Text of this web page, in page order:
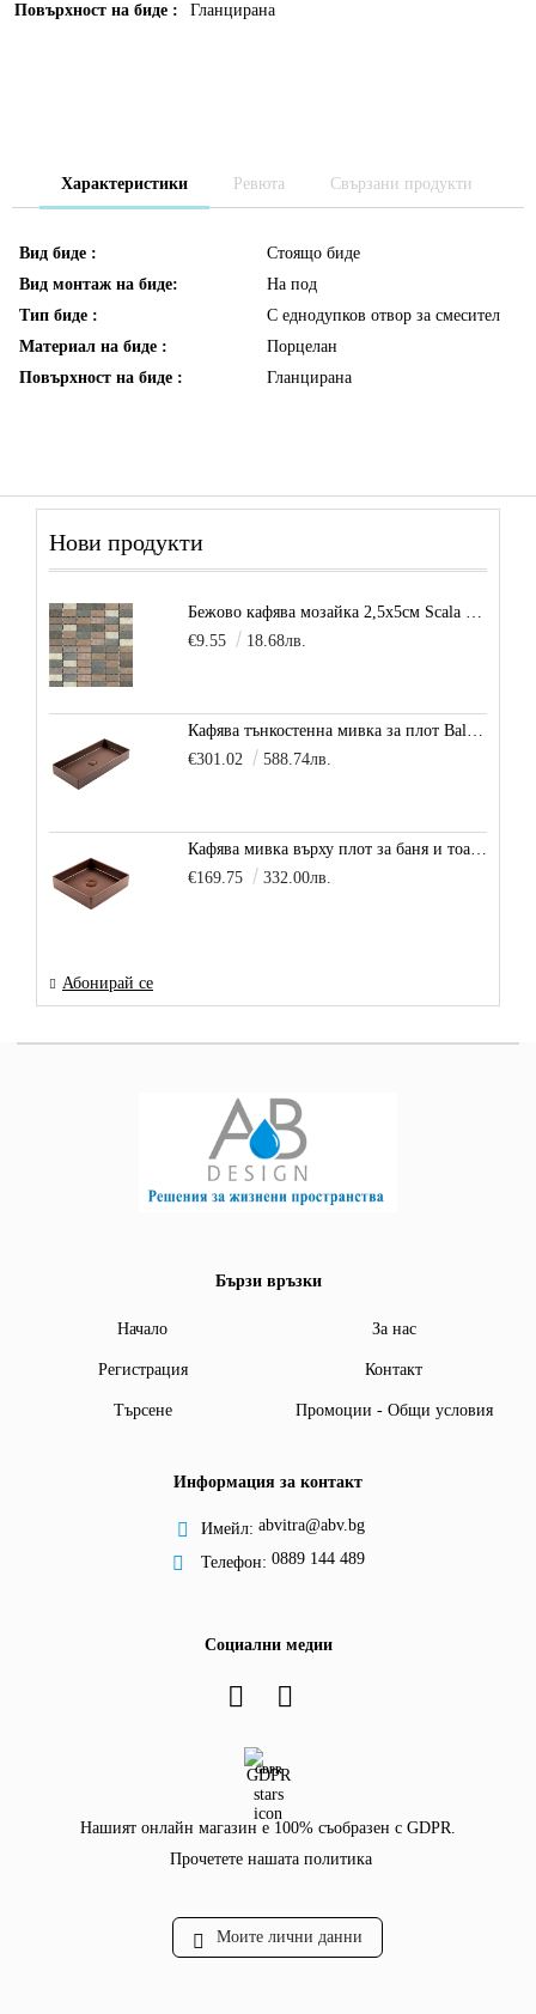
Повърхност на биде :
Гланцирана
Характеристики Ревюта Свързани продукти
Вид биде :
Стоящо биде
Вид монтаж на биде:
На под
Тип биде :
С еднодупков отвор за смесител
Материал на биде :
Порцелан
Повърхност на биде :
Гланцирана
Нови продукти
Бежово кафява мозайка 2,5х5см Scala Beige
€9.55
18.68лв.
Кафява тънкостенна мивка за плот Balance, цвят - карамел
€301.02
588.74лв.
Кафява мивка върху плот за баня и тоалетна Decente, цвят - карамел
€169.75
332.00лв.
Абонирай се
Бързи връзки
Начало За нас
Регистрация Контакт
Търсене Промоции - Общи условия
Информация за контакт
Имейл: abvitra@abv.bg
Телефон: 0889 144 489
Социални медии
GDPR
Нашият онлайн магазин е 100% съобразен с GDPR.
Прочетете нашата политика
Моите лични данни